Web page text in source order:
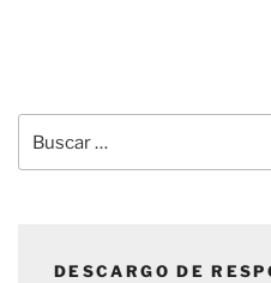
por:
DESCARGO DE